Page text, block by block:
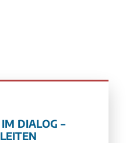
DIALOG –